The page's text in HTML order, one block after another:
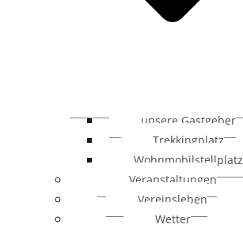
unsere Gastgeber
Trekkingplatz
Wohnmobilstellplatz
Veranstaltungen
Vereinsleben
Wetter